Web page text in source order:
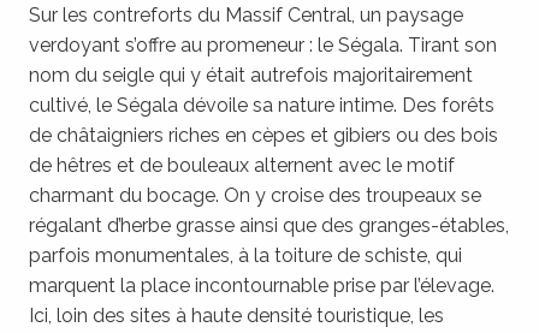
Sur les contreforts du Massif Central, un paysage
verdoyant s’offre au promeneur : le Ségala. Tirant son
nom du seigle qui y était autrefois majoritairement
cultivé, le Ségala dévoile sa nature intime. Des forêts
de châtaigniers riches en cèpes et gibiers ou des bois
de hêtres et de bouleaux alternent avec le motif
charmant du bocage. On y croise des troupeaux se
régalant d’herbe grasse ainsi que des granges-étables,
parfois monumentales, à la toiture de schiste, qui
marquent la place incontournable prise par l’élevage.
Ici, loin des sites à haute densité touristique, les